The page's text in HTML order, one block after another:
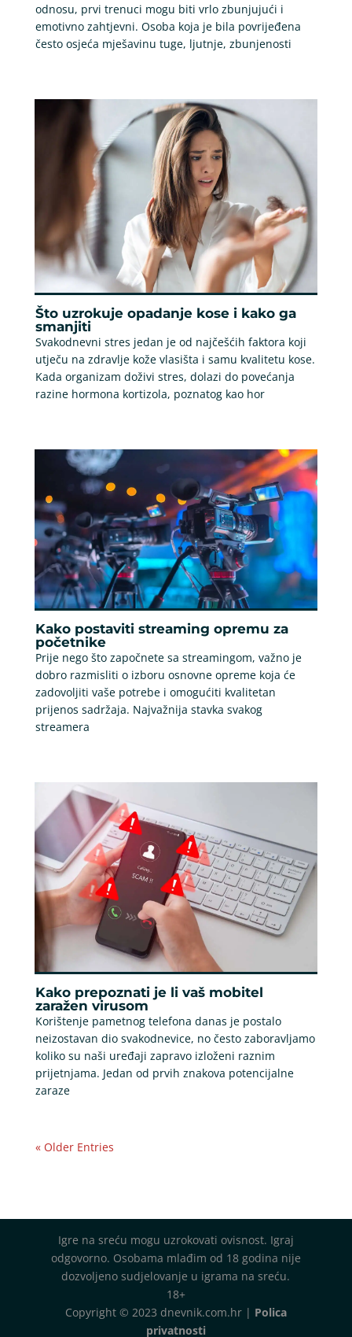
odnosu, prvi trenuci mogu biti vrlo zbunjujući i
emotivno zahtjevni. Osoba koja je bila povrijeđena
često osjeća mješavinu tuge, ljutnje, zbunjenosti
Što uzrokuje opadanje kose i kako ga
smanjiti
Svakodnevni stres jedan je od najčešćih faktora koji
utječu na zdravlje kože vlasišta i samu kvalitetu kose.
Kada organizam doživi stres, dolazi do povećanja
razine hormona kortizola, poznatog kao hor
Kako postaviti streaming opremu za
početnike
Prije nego što započnete sa streamingom, važno je
dobro razmisliti o izboru osnovne opreme koja će
zadovoljiti vaše potrebe i omogućiti kvalitetan
prijenos sadržaja. Najvažnija stavka svakog
streamera
Kako prepoznati je li vaš mobitel
zaražen virusom
Korištenje pametnog telefona danas je postalo
neizostavan dio svakodnevice, no često zaboravljamo
koliko su naši uređaji zapravo izloženi raznim
prijetnjama. Jedan od prvih znakova potencijalne
zaraze
« Older Entries
Igre na sreću mogu uzrokovati ovisnost. Igraj
odgovorno. Osobama mlađim od 18 godina nije
dozvoljeno sudjelovanje u igrama na sreću.
18+
Copyright © 2023 dnevnik.com.hr | Polica
privatnosti